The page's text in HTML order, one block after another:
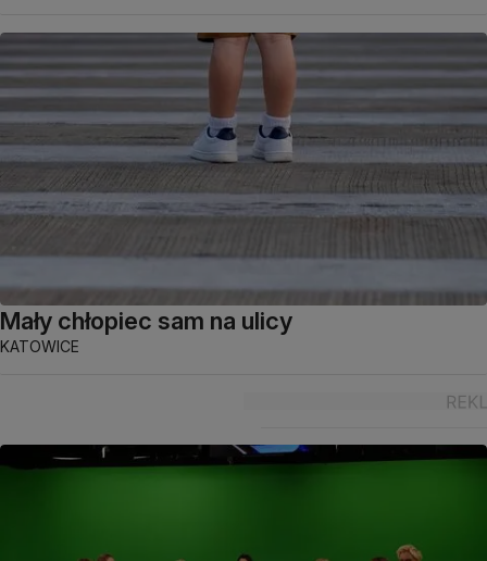
Mały chłopiec sam na ulicy
KATOWICE